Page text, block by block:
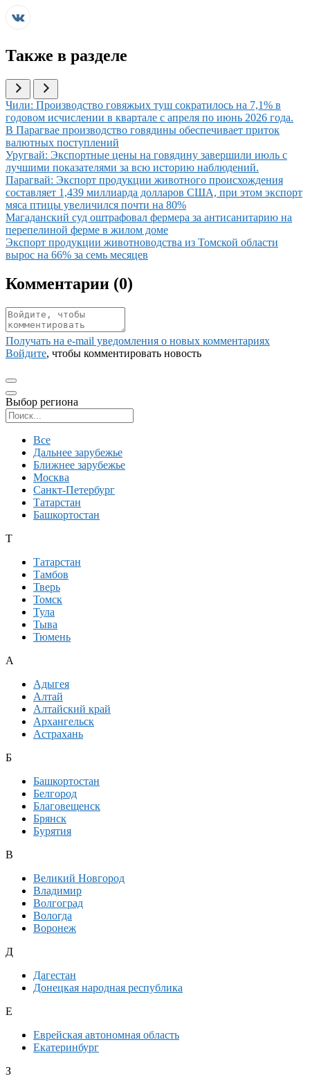
Также в разделе
Иллюстрация новости
Чили: Производство говяжьих туш сократилось на 7,1% в
годовом исчислении в квартале с апреля по июнь 2026 года.
Иллюстрация новости
В Парагвае производство говядины обеспечивает приток
валютных поступлений
Иллюстрация новости
Уругвай: Экспортные цены на говядину завершили июль с
лучшими показателями за всю историю наблюдений.
Иллюстрация новости
Парагвай: Экспорт продукции животного происхождения
составляет 1,439 миллиарда долларов США, при этом экспорт
мяса птицы увеличился почти на 80%
Иллюстрация новости
Магаданский суд оштрафовал фермера за антисанитарию на
перепелиной ферме в жилом доме
Иллюстрация новости
Экспорт продукции животноводства из Томской области
вырос на 66% за семь месяцев
Комментарии (0)
Получать на e‑mail уведомления о новых комментариях
Войдите, чтобы комментировать новость
Выбор региона
Все
Дальнее зарубежье
Ближнее зарубежье
Москва
Санкт-Петербург
Татарстан
Башкортостан
Т
Татарстан
Тамбов
Тверь
Томск
Тула
Тыва
Тюмень
А
Адыгея
Алтай
Алтайский край
Архангельск
Астрахань
Б
Башкортостан
Белгород
Благовещенск
Брянск
Бурятия
В
Великий Новгород
Владимир
Волгоград
Вологда
Воронеж
Д
Дагестан
Донецкая народная республика
Е
Еврейская автономная область
Екатеринбург
З